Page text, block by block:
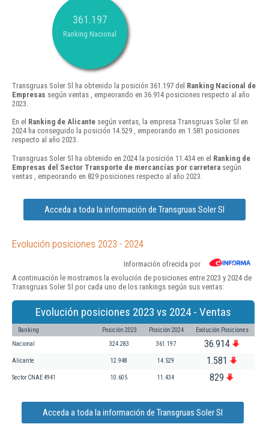
361.197
Ranking Nacional
Transgruas Soler Sl ha obtenido la posición 361.197 del Ranking Nacional de
Empresas según ventas , empeorando en 36.914 posiciones respecto al año
2023.
En el Ranking de Alicante según ventas, la empresa Transgruas Soler Sl en
2024 ha conseguido la posición 14.529 , empeorando en 1.581 posiciones
respecto al año 2023.
Transgruas Soler Sl ha obtenido en 2024 la posición 11.434 en el Ranking de
Empresas del Sector Transporte de mercancías por carretera según
ventas , empeorando en 829 posiciones respecto al año 2023.
Acceda a toda la información de Transgruas Soler Sl
Evolución posiciones 2023 - 2024
Información ofrecida por
A continuación le mostramos la evolución de posiciones entre 2023 y 2024 de
Transgruas Soler Sl por cada uno de los rankings según sus ventas:
Evolución posiciones 2023 vs 2024 - Ventas
Ranking Posición 2023 Posición 2024 Evolución Posiciones
Nacional 324.283 361.197 36.914
Alicante 12.948 14.529 1.581
Sector CNAE 4941 10.605 11.434 829
Acceda a toda la información de Transgruas Soler Sl